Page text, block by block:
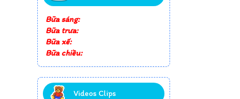
Bữa sáng:
Bữa trưa:
Bữa xế:
Bữa chiều:
Videos Clips